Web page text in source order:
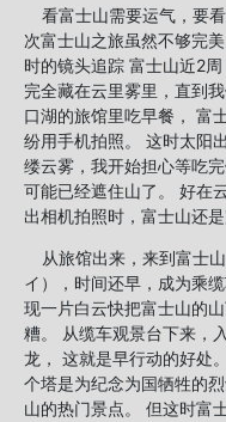
看富士山需要运气，要
次富士山之旅虽然不够完
时的镜头追踪 富士山近2
完全藏在云里雾里，直到
口湖的旅馆里吃早餐， 富
纷用手机拍照。 这时太阳
缕云雾，我开始担心等吃
可能已经遮住山了。 好在
出相机拍照时，富士山还是
从旅馆出来，来到富士
イ），时间还早，成为乘
现一片白云快把富士山的
糟。 从缆车观景台下来，
龙， 这就是早行动的好处
个塔是为纪念为国牺牲的
山的热门景点。 但这时富